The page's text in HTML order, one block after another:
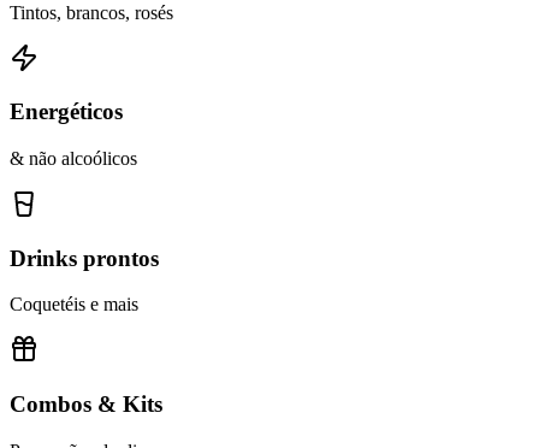
Tintos, brancos, rosés
Energéticos
& não alcoólicos
Drinks prontos
Coquetéis e mais
Combos & Kits